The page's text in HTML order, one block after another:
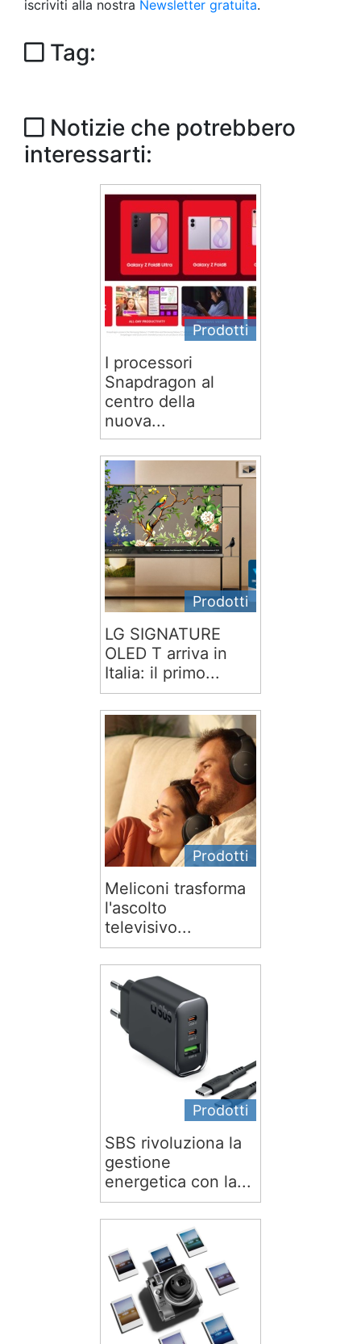
iscriviti alla nostra Newsletter gratuita.
Tag:
Notizie che potrebbero
interessarti:
Prodotti
I processori
Snapdragon al
centro della
nuova...
Prodotti
LG SIGNATURE
OLED T arriva in
Italia: il primo...
Prodotti
Meliconi trasforma
l'ascolto
televisivo...
Prodotti
SBS rivoluziona la
gestione
energetica con la...